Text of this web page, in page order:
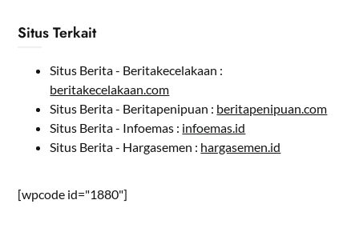
Situs Terkait
Situs Berita - Beritakecelakaan :
beritakecelakaan.com
Situs Berita - Beritapenipuan : beritapenipuan.com
Situs Berita - Infoemas : infoemas.id
Situs Berita - Hargasemen : hargasemen.id
[wpcode id="1880"]